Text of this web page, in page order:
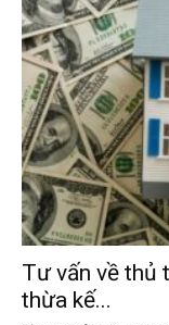
Tư vấn về thủ
thừa kế...